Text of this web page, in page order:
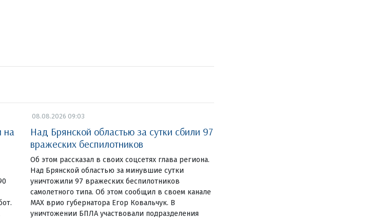
на
08.08.2026 09:03
Над Брянской областью за сутки сбили 97
вражеских беспилотников
Об этом рассказал в своих соцсетях глава региона.
Над Брянской областью за минувшие сутки
уничтожили 97 вражеских беспилотников
самолетного типа. Об этом сообщил в своем канале
МАХ врио губернатора Егор Ковальчук. В
уничтожении БПЛА участвовали подразделения